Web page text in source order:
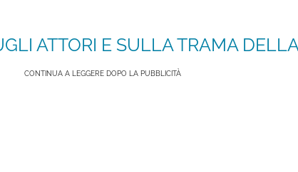
ATTORI E SULLA TRAMA
CONTINUA A LEGGERE DOPO LA PUBBLICITÀ